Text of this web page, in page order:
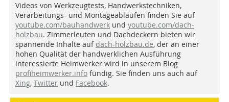
Videos von Werkzeugtests, Handwerkstechniken,
Verarbeitungs- und Montageabläufen finden Sie auf
youtube.com/bauhandwerk und youtube.com/dach-
holzbau. Zimmerleuten und Dachdeckern bieten wir
spannende Inhalte auf dach-holzbau.de, der an einer
hohen Qualität der handwerklichen Ausführung
interessierte Heimwerker wird in unserem Blog
profiheimwerker.info fündig. Sie finden uns auch auf
Xing, Twitter und Facebook.